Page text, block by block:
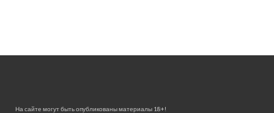
На сайте могут быть опубликованы материалы 18+!